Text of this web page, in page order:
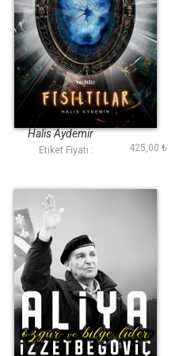
Yaldızlı Fısıltılar
Halis Aydemir
Etiket Fiyatı : 425,00 ₺